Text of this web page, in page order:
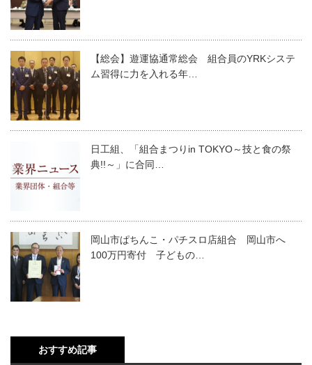
【総会】遊運協通常総会 組合員のYRKシステ
ム習得に力を入れる年…
日工組、「組合まつりin TOKYO～技と食の祭
典!!～」に合同…
岡山市ぱちんこ・パチスロ店組合 岡山市へ
100万円寄付 子どもの…
おすすめ記事